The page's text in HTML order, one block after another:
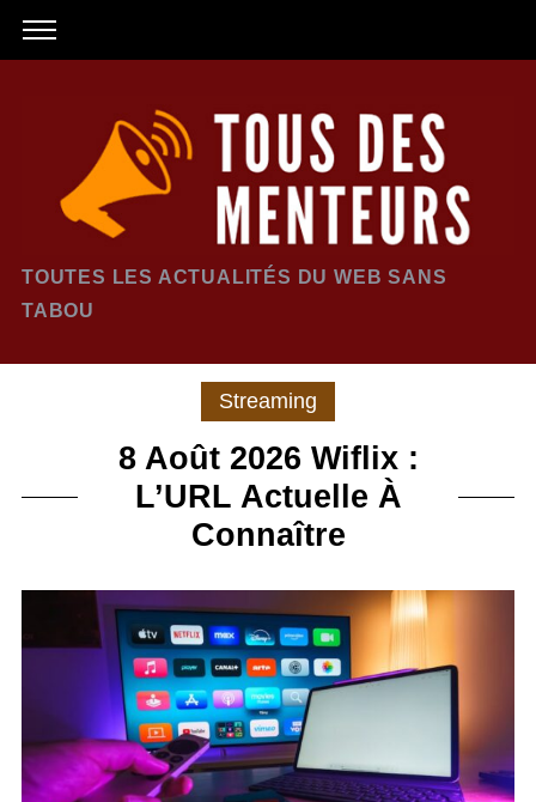
TOUTES LES ACTUALITÉS DU WEB SANS
TABOU
Streaming
8 Août 2026 Wiflix :
L’URL Actuelle À
Connaître